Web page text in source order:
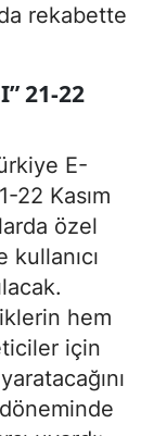
rekabette
21-22
E-
22 Kasım
özel
hem
için